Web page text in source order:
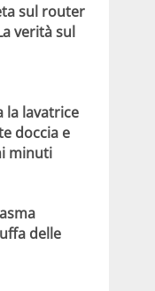
sul router
verità sul
la lavatrice
doccia e
minuti
delle